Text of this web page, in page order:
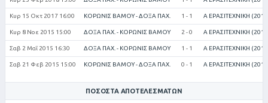
Κυρ 15 Οκτ 2017 16:00 ΚΟΡΩΝΙΣ ΒΑΜΟΥ - ΔΟΞΑ ΠΑΧ. 1 - 1 Α ΕΡΑΣΙΤΕΧΝΙΚΗ
Κυρ 8 Νοε 2015 15:00 ΔΟΞΑ ΠΑΧ. - ΚΟΡΩΝΙΣ ΒΑΜΟΥ 2 - 0 Α ΕΡΑΣΙΤΕΧΝΙΚΗ
Σαβ 2 Μαΐ 2015 16:30 ΔΟΞΑ ΠΑΧ. - ΚΟΡΩΝΙΣ ΒΑΜΟΥ 1 - 1 Α ΕΡΑΣΙΤΕΧΝΙΚΗ
Σαβ 21 Φεβ 2015 15:00 ΚΟΡΩΝΙΣ ΒΑΜΟΥ - ΔΟΞΑ ΠΑΧ. 0 - 1 Α ΕΡΑΣΙΤΕΧΝΙΚΗ
ΠΟΣΟΣΤΆ ΑΠΟΤΕΛΕΣΜΆΤΩΝ